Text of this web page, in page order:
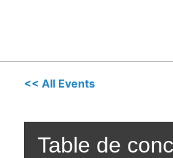
<< All Events
Table de